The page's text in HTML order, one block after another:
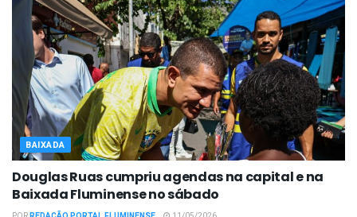
BAIXADA
Douglas Ruas cumpriu agendas na capital e na
Baixada Fluminense no sábado